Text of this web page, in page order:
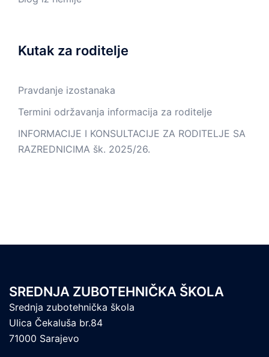
Kutak za roditelje
Pravdanje izostanaka
Termini održavanja informacija za roditelje
INFORMACIJE I KONSULTACIJE ZA RODITELJE SA
RAZREDNICIMA šk. 2025/26.
SREDNJA ZUBOTEHNIČKA ŠKOLA
Srednja zubotehnička škola
Ulica Čekaluša br.84
71000 Sarajevo